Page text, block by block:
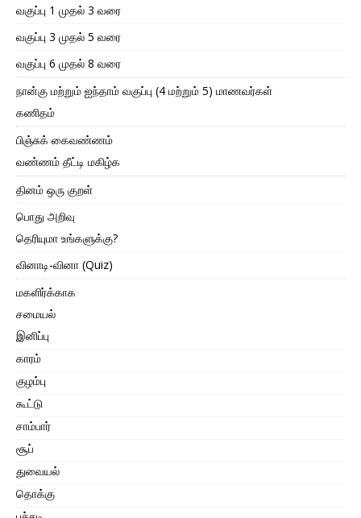
வகுப்பு 1 முதல் 3 வரை
வகுப்பு 3 முதல் 5 வரை
வகுப்பு 6 முதல் 8 வரை
நான்கு மற்றும் ஐந்தாம் வகுப்பு (4 மற்றும் 5) மாணவர்கள்
கணிதம்
பிஞ்சுக் கைவண்ணம்
வண்ணம் தீட்டி மகிழ்க
தினம் ஒரு குறள்
பொது அறிவு
தெரியுமா உங்களுக்கு?
வினாடி-வினா (Quiz)
மகளிர்க்காக
சமையல்
இனிப்பு
காரம்
குழம்பு
கூட்டு
சாம்பார்
சூப்
துவையல்
தொக்கு